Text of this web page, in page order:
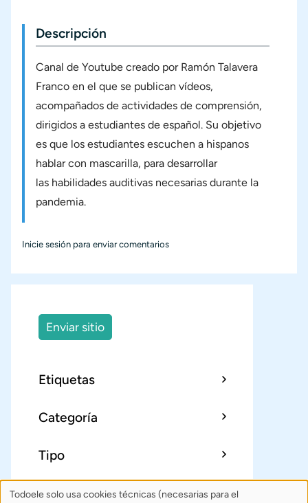
Descripción
Canal de Youtube creado por Ramón Talavera
Franco en el que se publican vídeos,
acompañados de actividades de comprensión,
dirigidos a estudiantes de español. Su objetivo
es que los estudiantes escuchen a hispanos
hablar con mascarilla, para desarrollar
las habilidades auditivas necesarias durante la
pandemia.
Inicie sesión para enviar comentarios
Enviar sitio
Etiquetas
Categoría
Tipo
Todoele solo usa cookies técnicas (necesarias para el